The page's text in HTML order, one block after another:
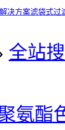
决方案滤袋式过
全站
氨酯